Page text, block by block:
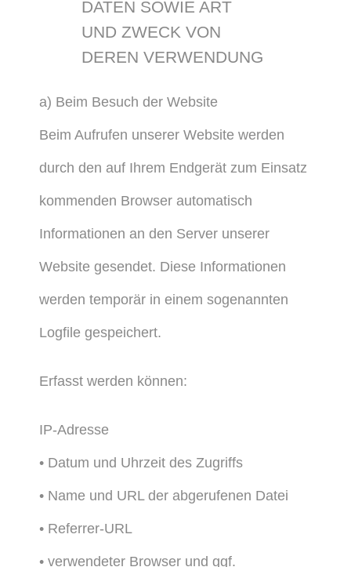
DATEN SOWIE ART
UND ZWECK VON
DEREN VERWENDUNG
a) Beim Besuch der Website
Beim Aufrufen unserer Website werden
durch den auf Ihrem Endgerät zum Einsatz
kommenden Browser automatisch
Informationen an den Server unserer
Website gesendet. Diese Informationen
werden temporär in einem sogenannten
Logfile gespeichert.
Erfasst werden können:
IP-Adresse
• Datum und Uhrzeit des Zugriffs
• Name und URL der abgerufenen Datei
• Referrer-URL
• verwendeter Browser und ggf.